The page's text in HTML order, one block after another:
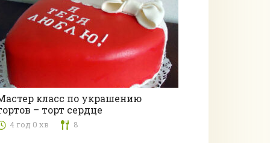
Випічка
класс по украшению
– торт сердце
4 год 0 хв 8